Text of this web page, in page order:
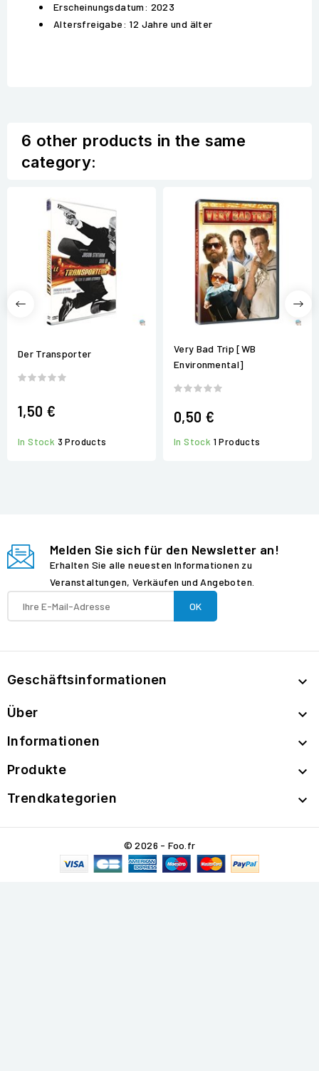
Erscheinungsdatum: 2023
Altersfreigabe: 12 Jahre und älter
6 other products in the same
category:
Der Transporter
1,50 €
In Stock 3 Products
Very Bad Trip [WB
Environmental]
0,50 €
In Stock 1 Products
Melden Sie sich für den Newsletter an!
Erhalten Sie alle neuesten Informationen zu
Veranstaltungen, Verkäufen und Angeboten.
Geschäftsinformationen 
Über 
Informationen 
Produkte 
Trendkategorien 
© 2026 - Foo.fr